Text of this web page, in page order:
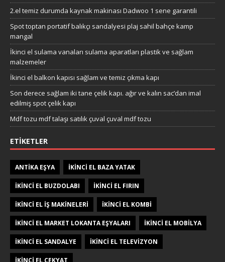
2.el temiz durumda kaynak makinası Dadwoo 1 sene garantili
Spot toptan portatif balıkçı sandalyesi plaj sahil bahçe kamp
mangal
İkinci el sulama vanaları sulama aparatları plastik ve sağlam
malzemeler
İkinci el balkon kapısı sağlam ve temiz çıkma kapı
Son derece sağlam iki tane çelik kapı. ağır ve kalın sac’dan imal
edilmiş spot çelik kapı
Mdf tozu mdf talaşı satılık çuval çuval mdf tozu
ETIKETLER
ANTIKA EŞYA IKINCI EL BAZA YATAK
IKINCI EL BUZDOLABI IKINCI EL FIRIN
IKINCI EL IŞ MAKINELERI IKINCI EL KOMBI
IKINCI EL MARKET LOKANTA EŞYALARI IKINCI EL MOBILYA
IKINCI EL SANDALYE IKINCI EL TELEVIZYON
IKINCI EL ÇEKYAT